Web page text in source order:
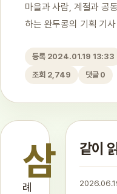
마을과 사람, 계절과 공
하는 완두콩의 기획 기
등록 2024.01.19 13:33
조회 2,749
댓글 0
삼
례
같이